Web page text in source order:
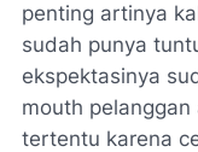
penting artinya
sudah punya
ekspektasinya
mouth
tertentu karena